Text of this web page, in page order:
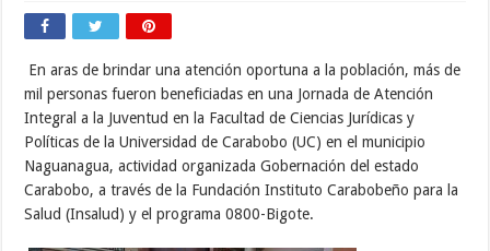
En aras de brindar una atención oportuna a la población, más de
mil personas fueron beneficiadas en una Jornada de Atención
Integral a la Juventud en la Facultad de Ciencias Jurídicas y
Políticas de la Universidad de Carabobo (UC) en el municipio
Naguanagua, actividad organizada Gobernación del estado
Carabobo, a través de la Fundación Instituto Carabobeño para la
Salud (Insalud) y el programa 0800-Bigote.